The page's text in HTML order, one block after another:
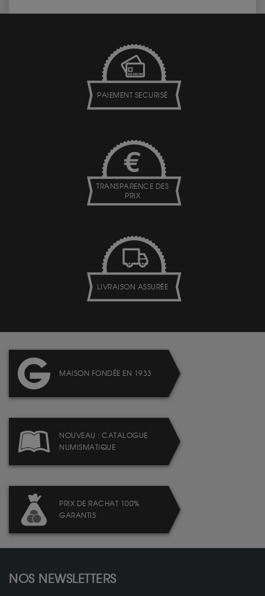
PAIEMENT SECURISÉ
TRANSPARENCE DES
PRIX
LIVRAISON ASSURÉE
MAISON FONDÉE EN 1933
NOUVEAU : CATALOGUE
NUMISMATIQUE
PRIX DE RACHAT 100%
GARANTIS
NOS NEWSLETTERS